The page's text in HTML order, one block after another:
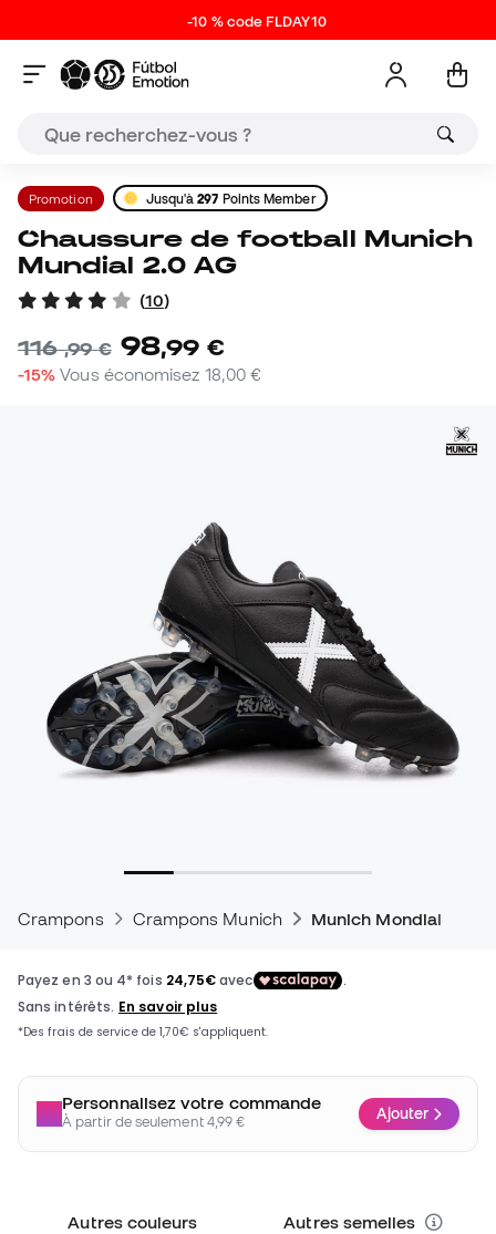
-10 % code FLDAY10
Promotion Jusqu'à297 Points Member
Chaussure de football Munich
Mundial 2.0 AG
(10)
116,99 € 98,99 €
-15% Vous économisez 18,00 €
Crampons Crampons Munich Munich Mondial
Personnalisez votre commande
À partir de seulement 4,99 € Ajouter
Autres couleurs Autres semelles